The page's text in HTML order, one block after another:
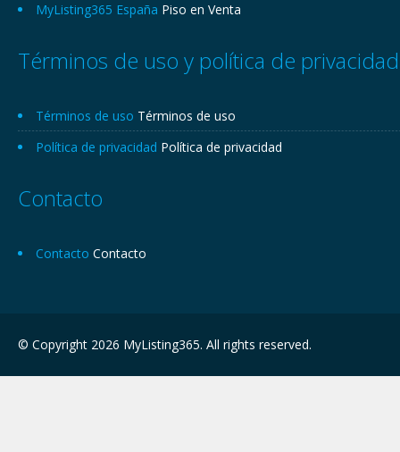
MyListing365 España Piso en Venta
Términos de uso y política de privacidad
Términos de uso Términos de uso
Política de privacidad Política de privacidad
Contacto
Contacto Contacto
© Copyright 2026 MyListing365. All rights reserved.